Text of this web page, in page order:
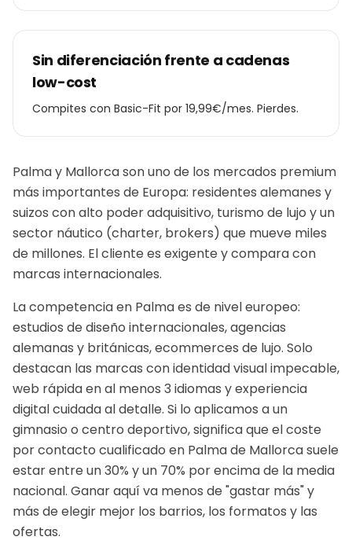
Sin diferenciación frente a cadenas
low-cost
Compites con Basic-Fit por 19,99€/mes. Pierdes.
Palma y Mallorca son uno de los mercados premium
más importantes de Europa: residentes alemanes y
suizos con alto poder adquisitivo, turismo de lujo y un
sector náutico (charter, brokers) que mueve miles
de millones. El cliente es exigente y compara con
marcas internacionales.
La competencia en Palma es de nivel europeo:
estudios de diseño internacionales, agencias
alemanas y británicas, ecommerces de lujo. Solo
destacan las marcas con identidad visual impecable,
web rápida en al menos 3 idiomas y experiencia
digital cuidada al detalle. Si lo aplicamos a un
gimnasio o centro deportivo, significa que el coste
por contacto cualificado en Palma de Mallorcasuele
estar entre un 30% y un 70% por encima de la media
nacional. Ganar aquí va menos de "gastar más" y
más de elegir mejor los barrios, los formatos y las
ofertas.